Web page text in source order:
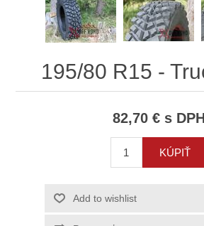
195/80 R15 -
82,70 € s DPH